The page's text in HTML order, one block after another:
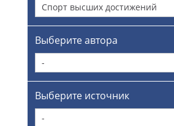
Спорт высших достижений
Выберите автора
-
Выберите источник
-